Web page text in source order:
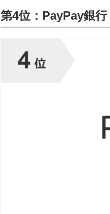
第4位：PayPay銀行